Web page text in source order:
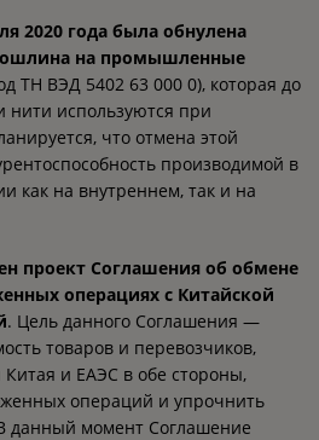
2020 года была обнулена
на промышленные
ТН ВЭД 5402 63 000 0), которая до
нити используются при
что отмена этой
производимой в
как на внутреннем, так и на
проект Соглашения об обмене
операциях с Китайской
. Цель данного Соглашения —
товаров и перевозчиков,
и ЕАЭС в обе стороны,
операций и упрочнить
данный момент Соглашение